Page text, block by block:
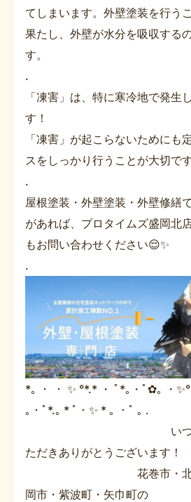
てしまいます。外壁塗装を行う
果たし、外壁が水分を吸収する
す。
.
「凍害」は、特に寒冷地で発生
す！
「凍害」が起こらないためにも
スをしっかり行うことが大切で
.
屋根塗装・外壁塗装・外壁修繕
があれば、プロタイムズ盛岡北
もお問い合わせください😌✨
.
*｡ ・ ・ ✨ °*.* ・ ﾟ*｡・ﾟ✿｡ ・
｡・ﾟ*.｡ * ﾟ・✨ * ｡ ・ﾟ ｡ .
いつもブログ
ただきありがとうございます！
花巻市・北上市・
岡市・紫波町・矢巾町の